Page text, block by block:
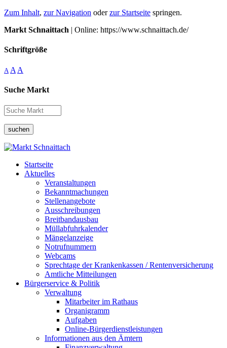
Zum Inhalt, zur Navigation oderzur Startseite springen.
Markt Schnaittach | Online: https://www.schnaittach.de/
Schriftgröße
A A A
Suche Markt
suchen
Startseite
Aktuelles
Veranstaltungen
Bekanntmachungen
Stellenangebote
Ausschreibungen
Breitbandausbau
Müllabfuhrkalender
Mängelanzeige
Notrufnummern
Webcams
Sprechtage der Krankenkassen / Rentenversicherung
Amtliche Mitteilungen
Bürgerservice & Politik
Verwaltung
Mitarbeiter im Rathaus
Organigramm
Aufgaben
Online-Bürgerdienstleistungen
Informationen aus den Ämtern